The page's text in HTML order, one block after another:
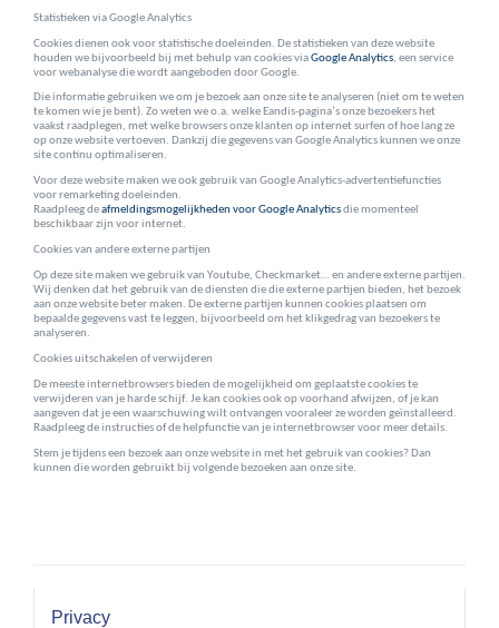
Statistieken via Google Analytics
Cookies dienen ook voor statistische doeleinden. De statistieken van deze website
houden we bijvoorbeeld bij met behulp van cookies viaGoogle Analytics, een service
voor webanalyse die wordt aangeboden door Google.
Die informatie gebruiken we om je bezoek aan onze site te analyseren (niet om te weten
te komen wie je bent). Zo weten we o.a. welke Eandis-pagina’s onze bezoekers het
vaakst raadplegen, met welke browsers onze klanten op internet surfen of hoe lang ze
op onze website vertoeven. Dankzij die gegevens van Google Analytics kunnen we onze
site continu optimaliseren.
Voor deze website maken we ook gebruik van Google Analytics-advertentiefuncties
voor remarketing doeleinden.
Raadpleeg deafmeldingsmogelijkheden voor Google Analyticsdie momenteel
beschikbaar zijn voor internet.
Cookies van andere externe partijen
Op deze site maken we gebruik van Youtube, Checkmarket… en andere externe partijen.
Wij denken dat het gebruik van de diensten die die externe partijen bieden, het bezoek
aan onze website beter maken. De externe partijen kunnen cookies plaatsen om
bepaalde gegevens vast te leggen, bijvoorbeeld om het klikgedrag van bezoekers te
analyseren.
Cookies uitschakelen of verwijderen
De meeste internetbrowsers bieden de mogelijkheid om geplaatste cookies te
verwijderen van je harde schijf. Je kan cookies ook op voorhand afwijzen, of je kan
aangeven dat je een waarschuwing wilt ontvangen vooraleer ze worden geïnstalleerd.
Raadpleeg de instructies of de helpfunctie van je internetbrowser voor meer details.
Stem je tijdens een bezoek aan onze website in met het gebruik van cookies? Dan
kunnen die worden gebruikt bij volgende bezoeken aan onze site.
Privacy